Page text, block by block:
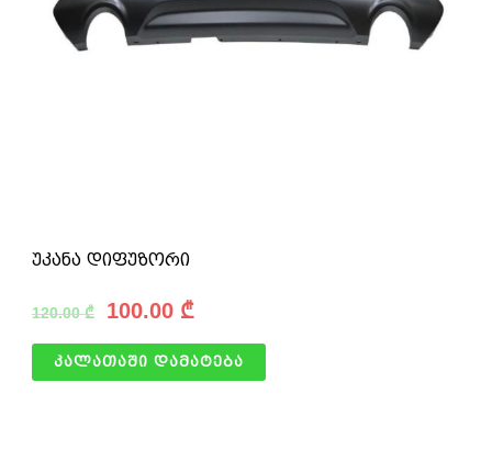
უკანა დიფუზორი
120.00₾ 100.00 ₾
კალათაში დამატება